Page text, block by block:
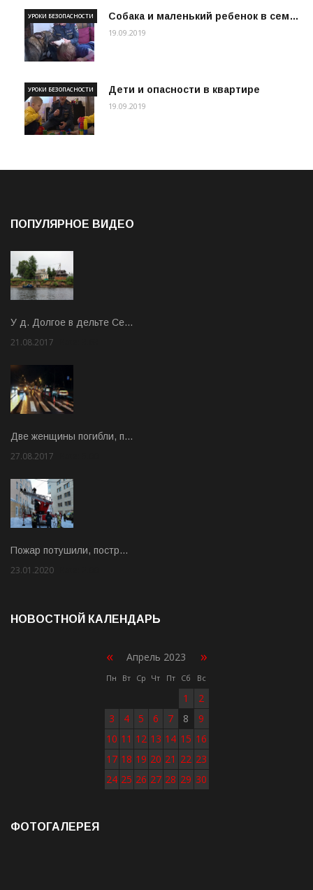
Собака и маленький ребенок в сем…
УРОКИ БЕЗОПАСНОСТИ
19.09.2019
Дети и опасности в квартире
УРОКИ БЕЗОПАСНОСТИ
19.09.2019
ПОПУЛЯРНОЕ ВИДЕО
У д. Долгое в дельте Се…
21.08.2017
Две женщины погибли, п…
27.08.2017
Пожар потушили, постр…
23.01.2020
НОВОСТНОЙ КАЛЕНДАРЬ
« Апрель 2023 »
Пн Вт Ср Чт Пт Сб Вс
1
2
3
4 5 6 7 8
9
10 11 12 13 14 15 16
17 18 19 20 21 22 23
24 25 26 27 28 29 30
ФОТОГАЛЕРЕЯ